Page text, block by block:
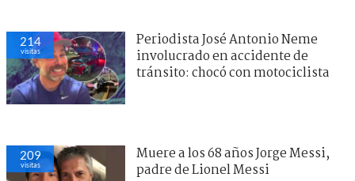
214
visitas
Periodista José Antonio Neme
involucrado en accidente de
tránsito: chocó con motociclista
209
visitas
Muere a los 68 años Jorge Messi,
padre de Lionel Messi